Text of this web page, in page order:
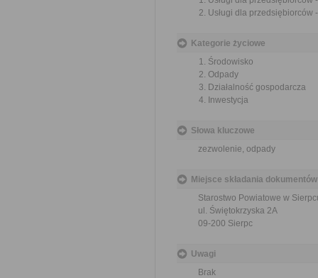
Usługi dla
Kategorie życiowe
Środowisko
Odpady
Działalność gospodarcza
Inwestycja
Słowa kluczowe
zezwolenie, odpady
Miejsce składania dokumentów
Starostwo Powiatowe w
ul. Świętokrzyska 2A
09-200 Sierpc
Uwagi
Brak